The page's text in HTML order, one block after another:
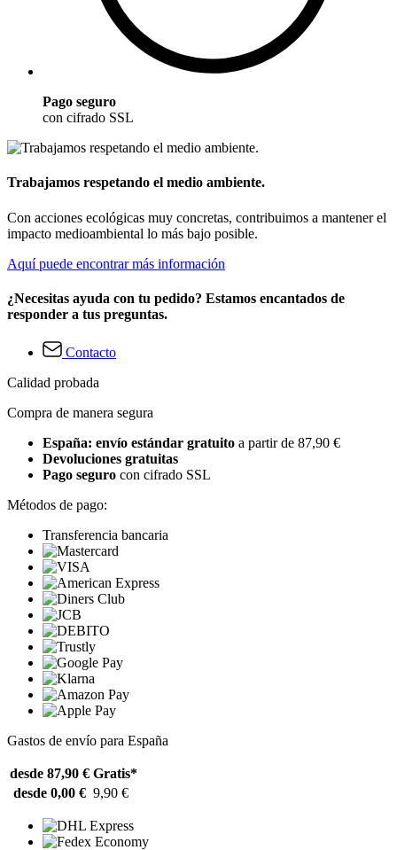
Pago seguro
con cifrado SSL
Trabajamos respetando el medio ambiente.
Con acciones ecológicas muy concretas, contribuimos a mantener el
impacto medioambiental lo más bajo posible.
Aquí puede encontrar más información
¿Necesitas ayuda con tu pedido? Estamos encantados de
responder a tus preguntas.
Contacto
Calidad probada
Compra de manera segura
España: envío estándar gratuito a partir de 87,90 €
Devoluciones gratuitas
Pago seguro con cifrado SSL
Métodos de pago:
Transferencia bancaria
Gastos de envío para España
desde 87,90 € Gratis*
desde 0,00 € 9,90 €